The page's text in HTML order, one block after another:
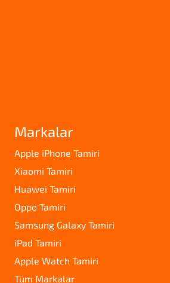
Markalar
Apple iPhone Tamiri
Xiaomi Tamiri
Huawei Tamiri
Oppo Tamiri
Samsung Galaxy Tamiri
iPad Tamiri
Apple Watch Tamiri
Tüm Markalar